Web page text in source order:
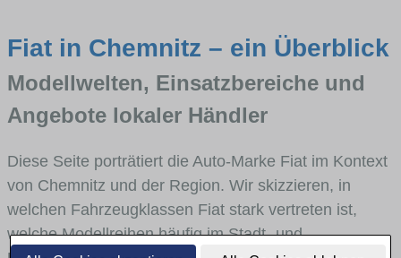
Fiat in Chemnitz – ein Überblick
Modellwelten, Einsatzbereiche und
Angebote lokaler Händler
Diese Seite porträtiert die Auto-Marke Fiat im Kontext
von Chemnitz und der Region. Wir skizzieren, in
welchen Fahrzeugklassen Fiat stark vertreten ist,
welche Modellreihen häufig im Stadt- und